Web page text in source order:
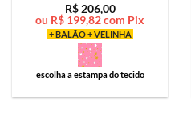
Avaliação5
de 5
R$206,00
ou R$ 199,82com Pix
+ BALÃO + VELINHA
escolha a estampa do tecido